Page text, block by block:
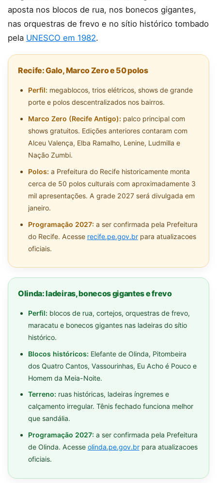
aposta nos blocos de rua, nos bonecos gigantes,
nas orquestras de frevo e no sítio histórico tombado
pela UNESCO em 1982.
Recife: Galo, Marco Zero e 50 polos
Perfil: megablocos, trios elétricos, shows de grande
porte e polos descentralizados nos bairros.
Marco Zero (Recife Antigo): palco principal com
shows gratuitos. Edições anteriores contaram com
Alceu Valença, Elba Ramalho, Lenine, Ludmilla e
Nação Zumbi.
Polos: a Prefeitura do Recife historicamente monta
cerca de 50 polos culturais com aproximadamente 3
mil apresentações. A grade 2027 será divulgada em
janeiro.
Programação 2027: a ser confirmada pela Prefeitura
do Recife. Acesse recife.pe.gov.brpara atualizacoes
oficiais.
Olinda: ladeiras, bonecos gigantes e frevo
Perfil: blocos de rua, cortejos, orquestras de frevo,
maracatu e bonecos gigantes nas ladeiras do sítio
histórico.
Blocos históricos: Elefante de Olinda, Pitombeira
dos Quatro Cantos, Vassourinhas, Eu Acho é Pouco e
Homem da Meia-Noite.
Terreno: ruas históricas, ladeiras íngremes e
calçamento irregular. Tênis fechado funciona melhor
que sandália.
Programação 2027: a ser confirmada pela Prefeitura
de Olinda. Acesse olinda.pe.gov.brpara atualizacoes
oficiais.